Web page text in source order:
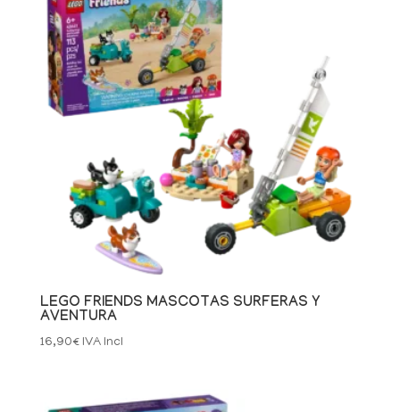
LEGO FRIENDS MASCOTAS SURFERAS Y
AVENTURA
16,90€ IVA Incl